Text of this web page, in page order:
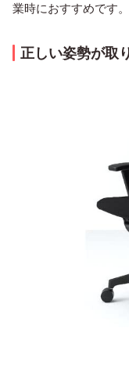
業時におすすめです。
正しい姿勢が取